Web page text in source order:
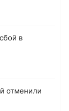
в
отменили